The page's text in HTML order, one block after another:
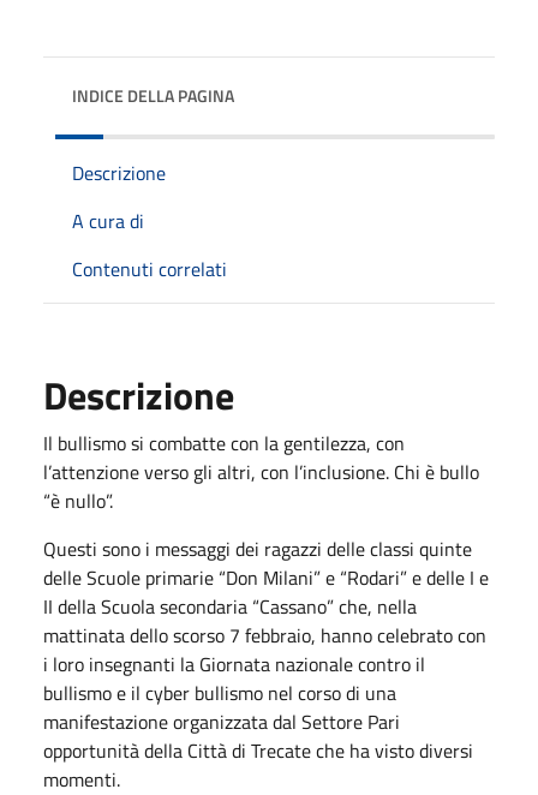
INDICE DELLA PAGINA
Descrizione
A cura di
Contenuti correlati
Descrizione
Il bullismo si combatte con la gentilezza, con
l’attenzione verso gli altri, con l’inclusione. Chi è bullo
“è nullo”.
Questi sono i messaggi dei ragazzi delle classi quinte
delle Scuole primarie “Don Milani” e “Rodari” e delle I e
II della Scuola secondaria “Cassano” che, nella
mattinata dello scorso 7 febbraio, hanno celebrato con
i loro insegnanti la Giornata nazionale contro il
bullismo e il cyber bullismo nel corso di una
manifestazione organizzata dal Settore Pari
opportunità della Città di Trecate che ha visto diversi
momenti.